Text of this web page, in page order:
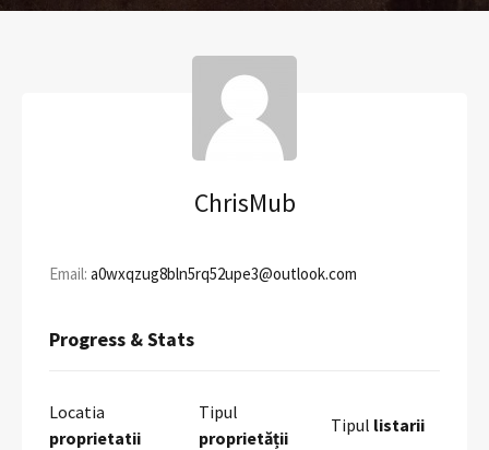
ChrisMub
Email: a0wxqzug8bln5rq52upe3@outlook.com
Progress & Stats
Locatia
proprietatii
Tipul
proprietății
Tipul listarii